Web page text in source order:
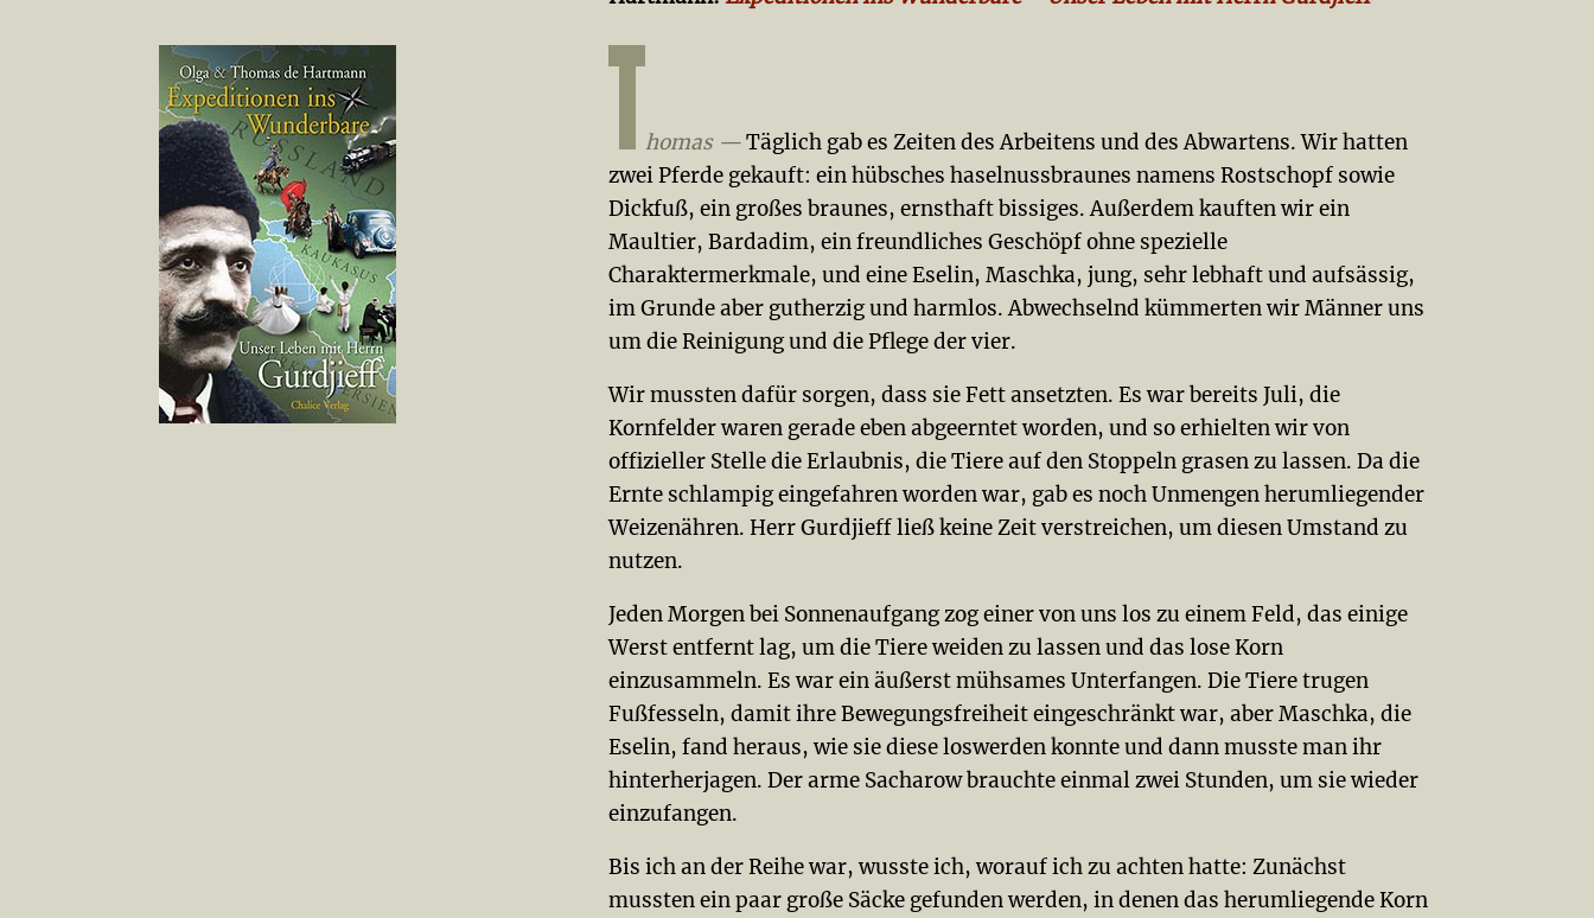
homas — Täglich gab es Zeiten des Arbeitens und des Abwartens. Wir hatten
zwei Pferde gekauft: ein hübsches haselnussbraunes namens Rostschopf sowie
Dickfuß, ein großes braunes, ernsthaft bissiges. Außerdem kauften wir ein
Maultier, Bardadim, ein freundliches Geschöpf ohne spezielle
Charaktermerkmale, und eine Eselin, Maschka, jung, sehr lebhaft und aufsässig,
im Grunde aber gutherzig und harmlos. Abwechselnd kümmerten wir Männer uns
um die Reinigung und die Pflege der vier.
Wir mussten dafür sorgen, dass sie Fett ansetzten. Es war bereits Juli, die
Kornfelder waren gerade eben abgeerntet worden, und so erhielten wir von
offizieller Stelle die Erlaubnis, die Tiere auf den Stoppeln grasen zu lassen. Da die
Ernte schlampig eingefahren worden war, gab es noch Unmengen herumliegender
Weizenähren. Herr Gurdjieff ließ keine Zeit verstreichen, um diesen Umstand zu
nutzen.
Jeden Morgen bei Sonnenaufgang zog einer von uns los zu einem Feld, das einige
Werst entfernt lag, um die Tiere weiden zu lassen und das lose Korn
einzusammeln. Es war ein äußerst mühsames Unterfangen. Die Tiere trugen
Fußfesseln, damit ihre Bewegungsfreiheit eingeschränkt war, aber Maschka, die
Eselin, fand heraus, wie sie diese loswerden konnte und dann musste man ihr
hinterherjagen. Der arme Sacharow brauchte einmal zwei Stunden, um sie wieder
einzufangen.
Bis ich an der Reihe war, wusste ich, worauf ich zu achten hatte: Zunächst
mussten ein paar große Säcke gefunden werden, in denen das herumliegende Korn